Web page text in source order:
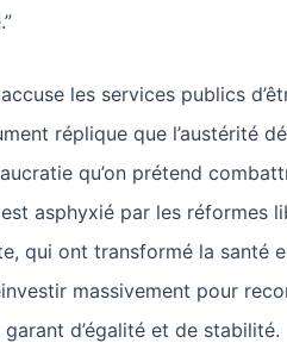
les services publics
réplique que l’austérité
qu’on prétend
asphyxié par les réformes
qui ont transformé la santé
massivement pour
d’égalité et de stabilité.